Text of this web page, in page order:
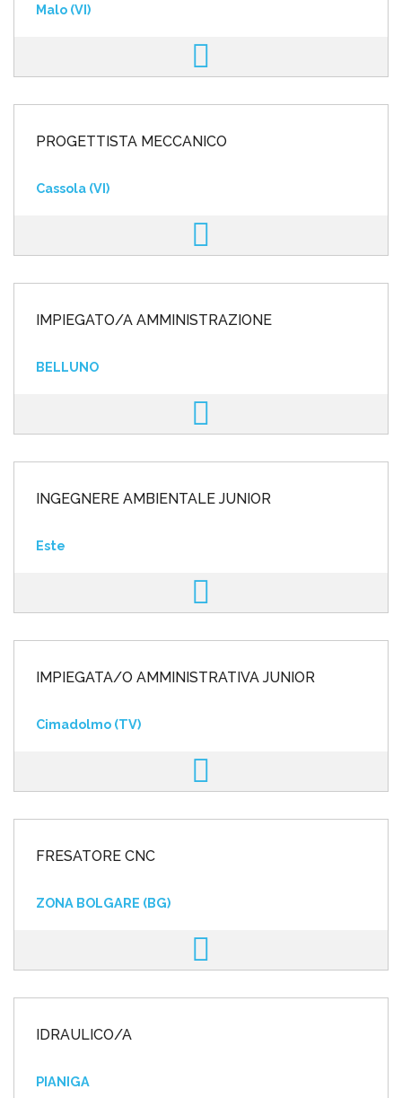
Malo (VI)
PROGETTISTA MECCANICO
Cassola (VI)
IMPIEGATO/A AMMINISTRAZIONE
BELLUNO
INGEGNERE AMBIENTALE JUNIOR
Este
IMPIEGATA/O AMMINISTRATIVA JUNIOR
Cimadolmo (TV)
FRESATORE CNC
ZONA BOLGARE (BG)
IDRAULICO/A
PIANIGA